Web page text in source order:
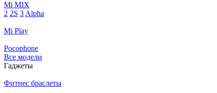
Mi MIX
2 2S 3 Alpha
Mi Play
Pocophone
Все модели
Гаджеты
Фитнес браслеты